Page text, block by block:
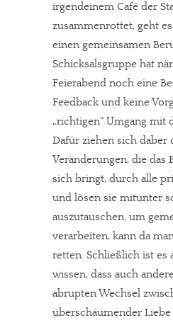
irgendeinem Café der
zusammenrottet, geht
einen gemeinsamen
Schicksalsgruppe hat
Feierabend noch eine
Feedback und keine
„richtigen“ Umgang mit
Dafür ziehen sich daber
Veränderungen, die das
sich bringt, durch alle
und lösen sie mitunter
auszutauschen, um
verarbeiten, kann da
retten. Schließlich ist es
wissen, dass auch
abrupten Wechsel
überschäumender